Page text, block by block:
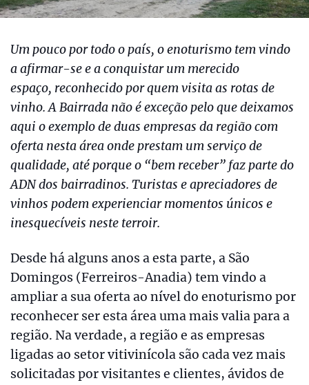
Um pouco por todo o país, o enoturismo tem vindo
a afirmar-se e a conquistar um merecido
espaço, reconhecido por quem visita as rotas de
vinho. A Bairrada não é exceção pelo que deixamos
aqui o exemplo de duas empresas da região com
oferta nesta área onde prestam um serviço de
qualidade, até porque o “bem receber” faz parte do
ADN dos bairradinos. Turistas e apreciadores de
vinhos podem experienciar momentos únicos e
inesquecíveis neste terroir.
Desde há alguns anos a esta parte, a São
Domingos (Ferreiros-Anadia) tem vindo a
ampliar a sua oferta ao nível do enoturismo por
reconhecer ser esta área uma mais valia para a
região. Na verdade, a região e as empresas
ligadas ao setor vitivinícola são cada vez mais
solicitadas por visitantes e clientes, ávidos de